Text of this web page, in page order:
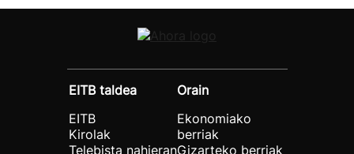
EITB taldea
EITB
Kirolak
Telebista nahieran
Orain
Ekonomiako
berriak
Gizarteko berriak